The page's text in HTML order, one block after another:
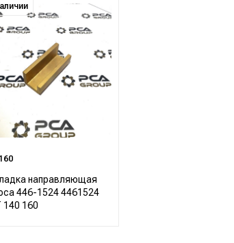
направляющая
446-1524 4461524
140 160